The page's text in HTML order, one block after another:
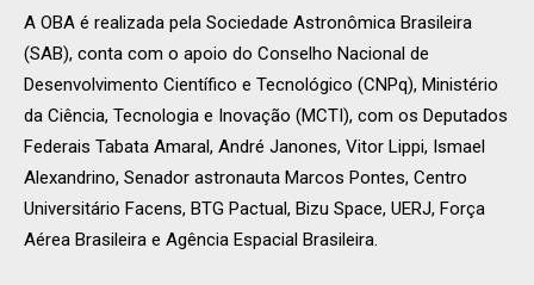
A OBA é realizada pela Sociedade Astronômica Brasileira
(SAB), conta com o apoio do Conselho Nacional de
Desenvolvimento Científico e Tecnológico (CNPq), Ministério
da Ciência, Tecnologia e Inovação (MCTI), com os Deputados
Federais Tabata Amaral, André Janones, Vitor Lippi, Ismael
Alexandrino, Senador astronauta Marcos Pontes, Centro
Universitário Facens, BTG Pactual, Bizu Space, UERJ, Força
Aérea Brasileira e Agência Espacial Brasileira.